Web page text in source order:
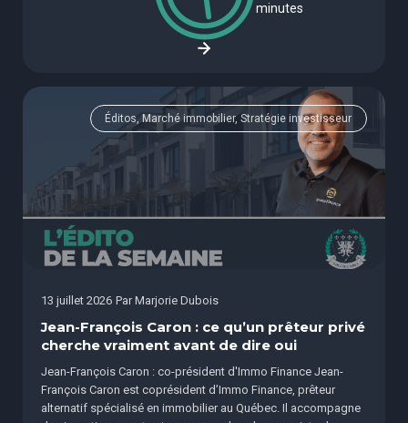
minutes
Éditos, Marché immobilier, Stratégie investisseur
13 juillet 2026 Par Marjorie Dubois
Jean-François Caron : ce qu’un prêteur privé
cherche vraiment avant de dire oui
Jean-François Caron : co-président d'Immo Finance Jean-
François Caron est coprésident d’Immo Finance, prêteur
alternatif spécialisé en immobilier au Québec. Il accompagne